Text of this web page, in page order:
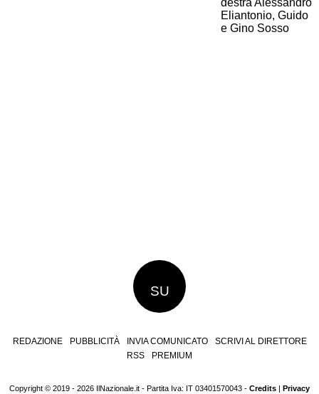
SU
REDAZIONE PUBBLICITÀ INVIA COMUNICATO
SCRIVI AL DIRETTORE
RSS
PREMIUM
Copyright © 2019 - 2026 IlNazionale.it - Partita Iva: IT 03401570043 - Credits | Privacy